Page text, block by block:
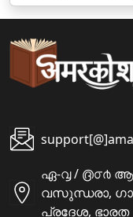
ഏ-൮ / ൫൦൪
വസുന്ധരാ,
പ്രദേശ, ഭാരത